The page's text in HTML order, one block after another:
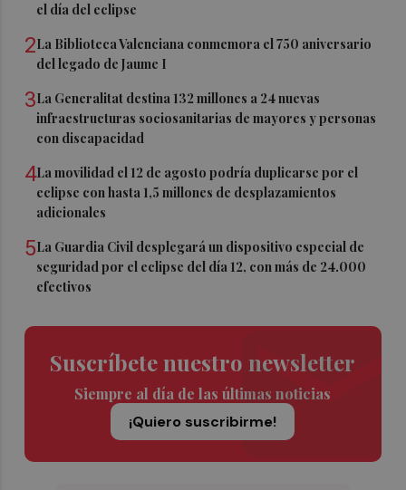
el día del eclipse
2La Biblioteca Valenciana conmemora el 750 aniversario
del legado de Jaume I
3La Generalitat destina 132 millones a 24 nuevas
infraestructuras sociosanitarias de mayores y personas
con discapacidad
4La movilidad el 12 de agosto podría duplicarse por el
eclipse con hasta 1,5 millones de desplazamientos
adicionales
5La Guardia Civil desplegará un dispositivo especial de
seguridad por el eclipse del día 12, con más de 24.000
efectivos
Suscríbete nuestro newsletter
Siempre al día de las últimas noticias
¡Quiero suscribirme!